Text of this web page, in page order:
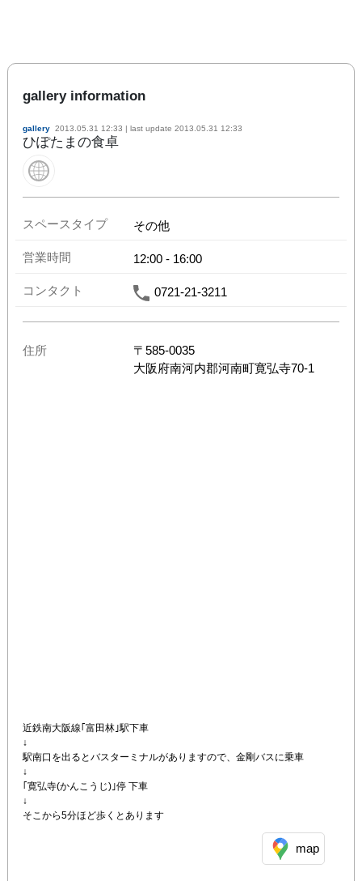
gallery information
gallery 2013.05.31 12:33 | last update 2013.05.31 12:33
ひぽたまの食卓
スペースタイプ その他
営業時間 12:00- 16:00
コンタクト 0721-21-3211
住所 〒 585-0035
大阪府南河内郡河南町寛弘寺70-1
近鉄南大阪線｢富田林｣駅下車
↓
駅南口を出るとバスターミナルがありますので、金剛バスに乗車
↓
｢寛弘寺(かんこうじ)｣停 下車
↓
そこから5分ほど歩くとあります
map